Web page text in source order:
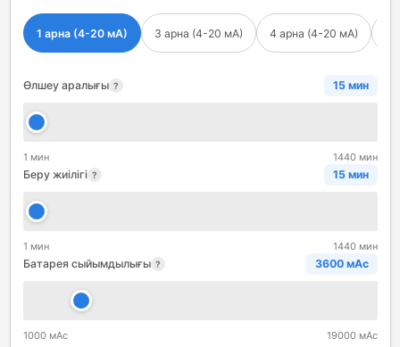
1 арна (4-20 мА) 3 арна (4-20 мА) 4 арна (4-20 мА)
Өлшеу аралығы ? 15 мин
1 мин 1440 мин
Беру жиілігі ? 15 мин
1 мин 1440 мин
Батарея сыйымдылығы ? 3600 мАс
1000 мАс 19000 мАс